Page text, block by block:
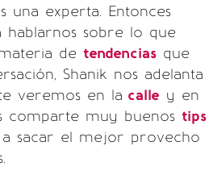
una experta. Entonces
sobre lo que
de tendencias que
Shanik nos adelanta
veremos en la calle y en
comparte muy buenos tips
sacar el mejor provecho